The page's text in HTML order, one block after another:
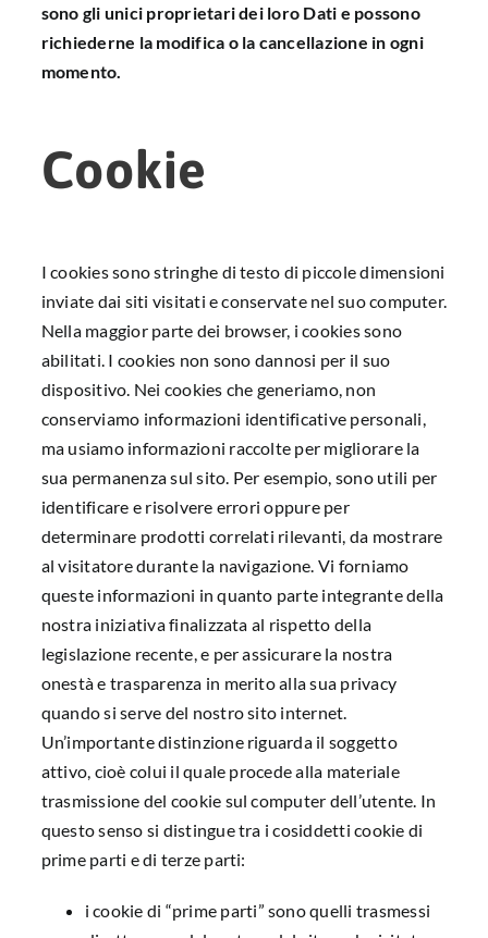
sono gli unici proprietari dei loro Dati e possono
richiederne la modifica o la cancellazione in ogni
momento.
Cookie
I cookies sono stringhe di testo di piccole dimensioni
inviate dai siti visitati e conservate nel suo computer.
Nella maggior parte dei browser, i cookies sono
abilitati. I cookies non sono dannosi per il suo
dispositivo. Nei cookies che generiamo, non
conserviamo informazioni identificative personali,
ma usiamo informazioni raccolte per migliorare la
sua permanenza sul sito. Per esempio, sono utili per
identificare e risolvere errori oppure per
determinare prodotti correlati rilevanti, da mostrare
al visitatore durante la navigazione. Vi forniamo
queste informazioni in quanto parte integrante della
nostra iniziativa finalizzata al rispetto della
legislazione recente, e per assicurare la nostra
onestà e trasparenza in merito alla sua privacy
quando si serve del nostro sito internet.
Un’importante distinzione riguarda il soggetto
attivo, cioè colui il quale procede alla materiale
trasmissione del cookie sul computer dell’utente. In
questo senso si distingue tra i cosiddetti cookie di
prime parti e di terze parti:
i cookie di “prime parti” sono quelli trasmessi